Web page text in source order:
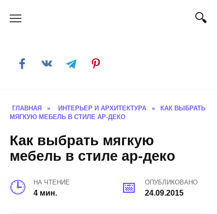
ГЛАВНАЯ » ИНТЕРЬЕР И АРХИТЕКТУРА »
КАК ВЫБРАТЬ
МЯГКУЮ МЕБЕЛЬ В СТИЛЕ АР-ДЕКО
Как выбрать мягкую
мебель в стиле ар-деко
НА ЧТЕНИЕ
4 мин.
ОПУБЛИКОВАНО
24.09.2015